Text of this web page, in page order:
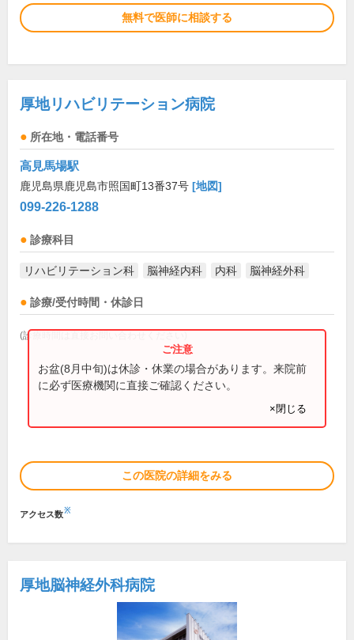
無料で医師に相談する
厚地リハビリテーション病院
所在地・電話番号
高見馬場駅
鹿児島県鹿児島市照国町13番37号 [地図]
099-226-1288
診療科目
リハビリテーション科 脳神経内科 内科 脳神経外科
診療/受付時間・休診日
(診療時間は直接お問い合わせください)
お盆(8月中旬)は休診・休業の場合があります。来院前
に必ず医療機関に直接ご確認ください。
×閉じる
この医院の詳細をみる
アクセス数※
厚地脳神経外科病院